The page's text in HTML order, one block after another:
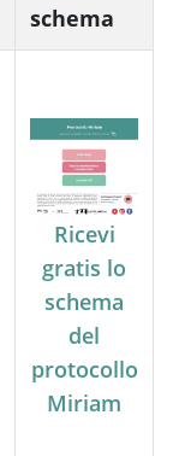
schema
Ricevi
gratis lo
schema
del
protocollo
Miriam